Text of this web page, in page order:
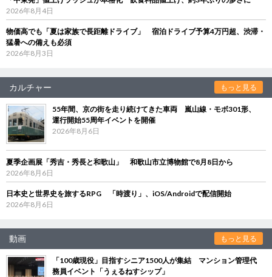
2026年8月4日
物価高でも「夏は家族で長距離ドライブ」 宿泊ドライブ予算4万円超、渋滞・
猛暑への備えも必須
2026年8月3日
カルチャー もっと見る
55年間、京の街を走り続けてきた車両 嵐山線・モボ301形、
運行開始55周年イベントを開催
2026年8月6日
夏季企画展「秀吉・秀長と和歌山」 和歌山市立博物館で8月8日から
2026年8月6日
日本史と世界史を旅するRPG 「時渡り」、iOS/Androidで配信開始
2026年8月6日
動画 もっと見る
「100歳現役」目指すシニア1500人が集結 マンション管理代
務員イベント「うぇるねすシップ」